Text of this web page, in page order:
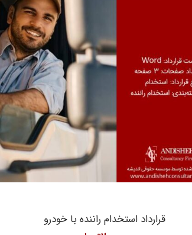
قرارداد استخدام راننده با خودرو